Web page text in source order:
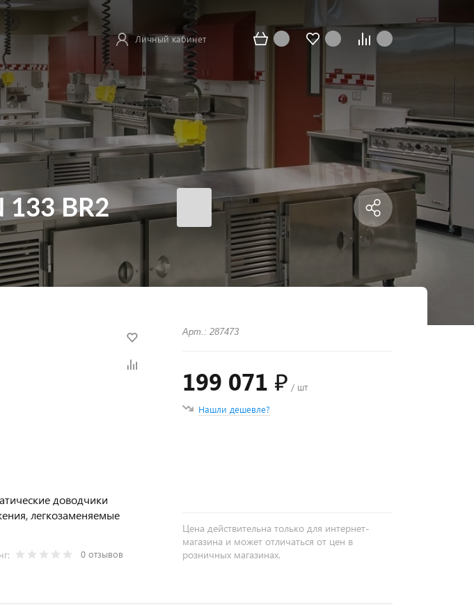
Личный кабинет
133 BR2
доводчики
легкозаменяемые
0 отзывов
Арт.: 287473
199 071 ₽ / шт
Нашли дешевле?
Цена действительна только для интернет-
магазина и может отличаться от цен в
розничных магазинах.